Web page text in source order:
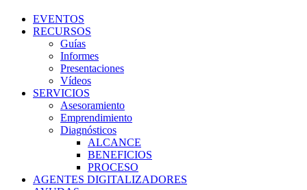
EVENTOS
RECURSOS
Guías
Informes
Presentaciones
Vídeos
SERVICIOS
Asesoramiento
Emprendimiento
Diagnósticos
ALCANCE
BENEFICIOS
PROCESO
AGENTES DIGITALIZADORES